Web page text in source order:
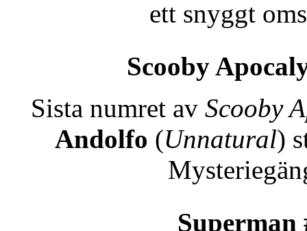
ett snyggt
Scooby
Sista numret av Scooby
Andolfo (Unnatural)
Superman